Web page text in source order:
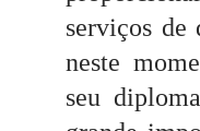
serviços de
neste
seu